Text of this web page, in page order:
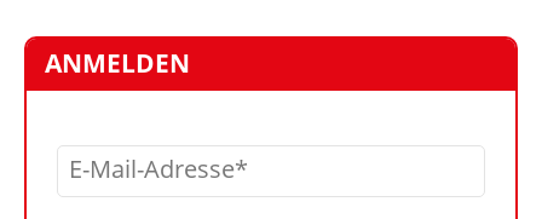
VIDEOS
BIBLIOTHEK
ANMELDEN
E-Mail-Adresse